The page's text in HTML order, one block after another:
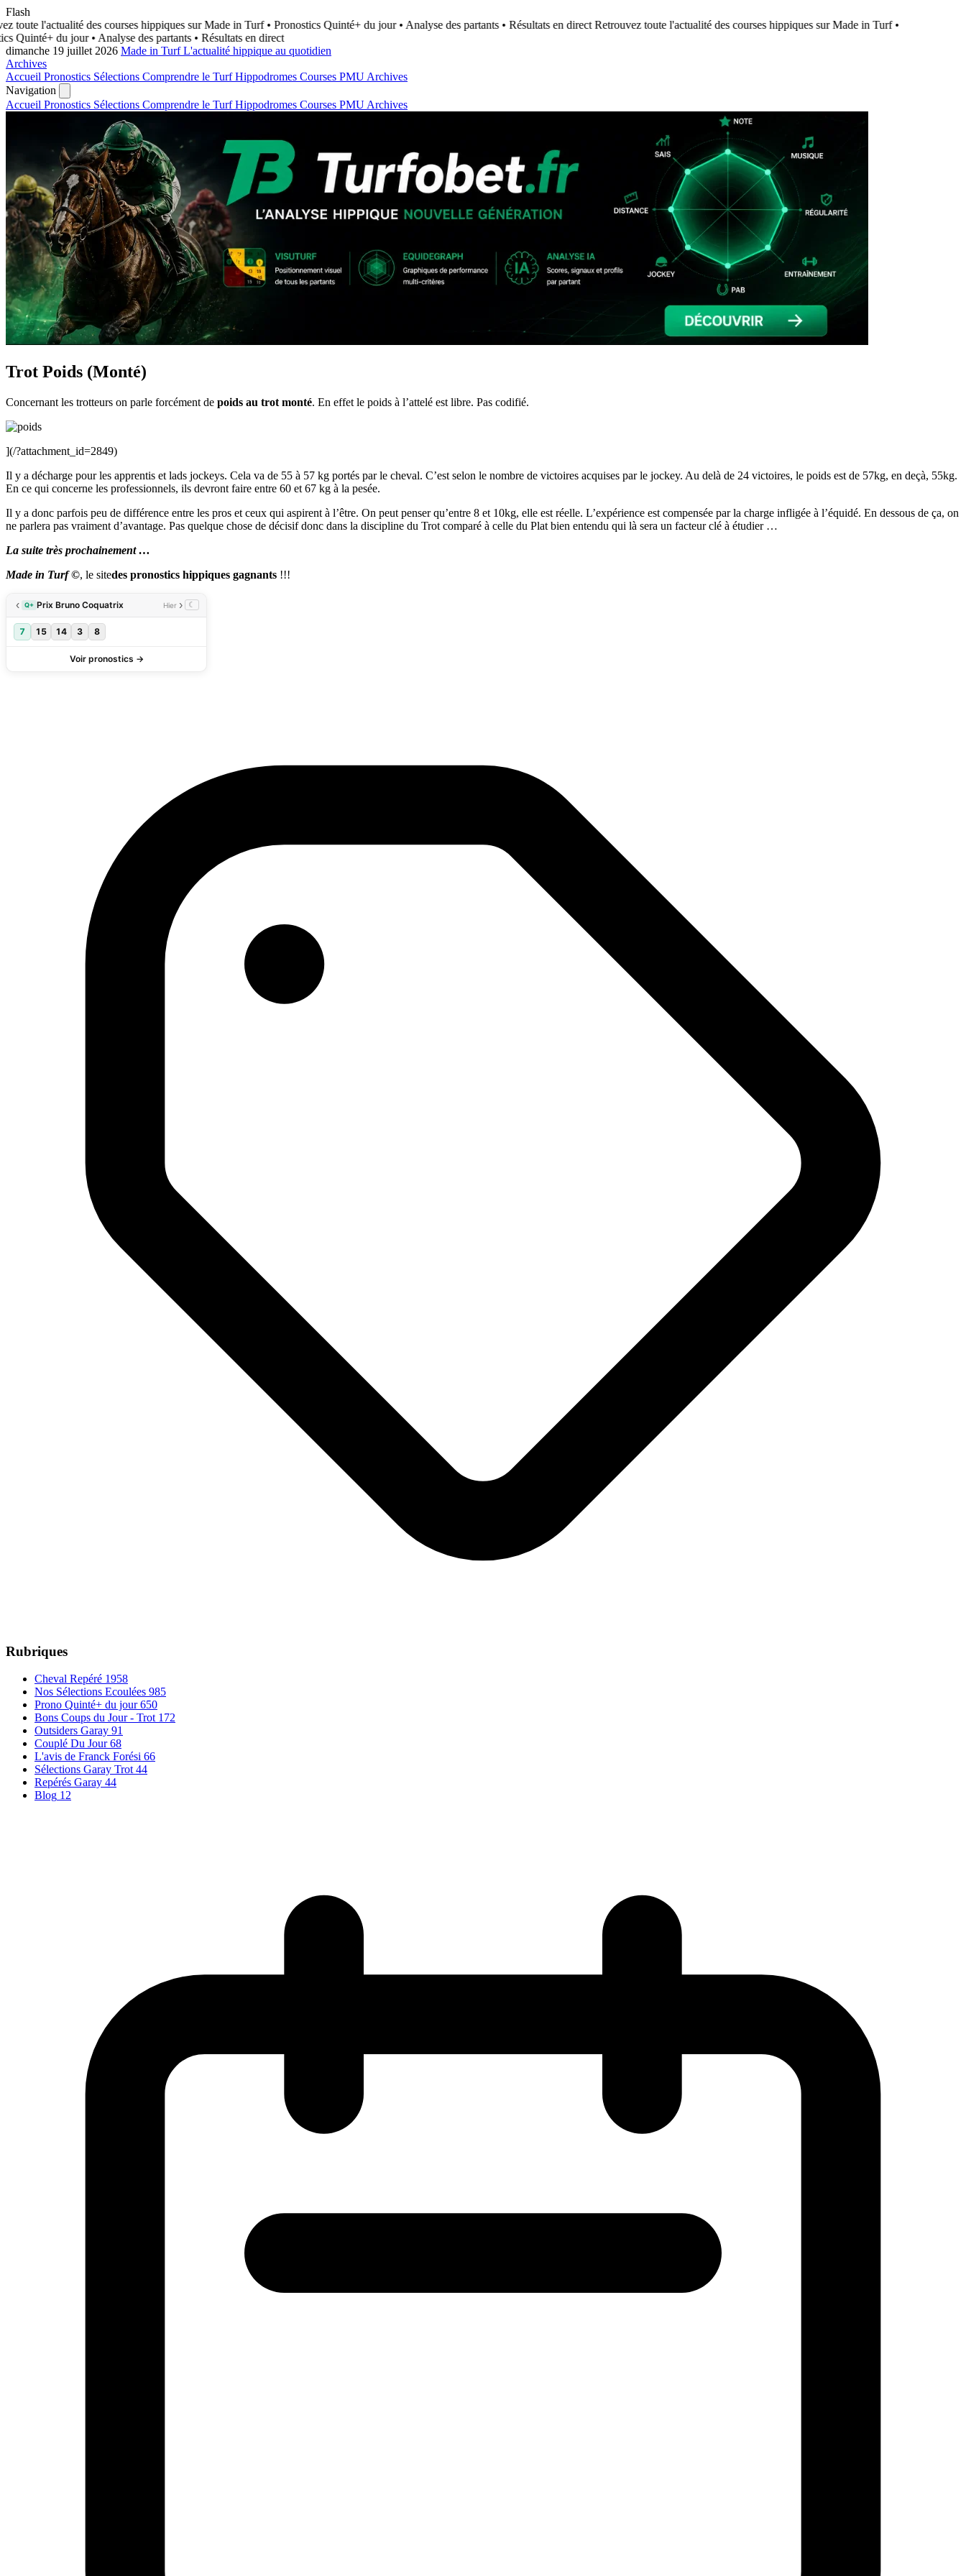
Flash
toute l'actualité des courses hippiques sur Made in Turf • Pronostics Quinté+ du jour • Analyse des partants • Résultats en direct Retrouvez toute l'actualité des courses hippiques sur Made in Turf •
Quinté+ du jour • Analyse des partants • Résultats en direct
dimanche 19 juillet 2026 Made in TurfL'actualité hippique au quotidien
Archives
Accueil Pronostics Sélections Comprendre le TurfHippodromes Courses PMU Archives
Navigation
Accueil Pronostics Sélections Comprendre le TurfHippodromes Courses PMU Archives
Trot Poids (Monté)
Concernant les trotteurs on parle forcément de poids au trot monté. En effet le poids à l’attelé est libre. Pas codifié.
](/?attachment_id=2849)
Il y a décharge pour les apprentis et lads jockeys. Cela va de 55 à 57 kg portés par le cheval. C’est selon le nombre de victoires acquises par le jockey. Au delà de 24 victoires, le poids est de 57kg, en deçà, 55kg.
En ce qui concerne les professionnels, ils devront faire entre 60 et 67 kg à la pesée.
Il y a donc parfois peu de différence entre les pros et ceux qui aspirent à l’être. On peut penser qu’entre 8 et 10kg, elle est réelle. L’expérience est compensée par la charge infligée à l’équidé. En dessous de ça, on
ne parlera pas vraiment d’avantage. Pas quelque chose de décisif donc dans la discipline du Trot comparé à celle du Plat bien entendu qui là sera un facteur clé à étudier …
La suite très prochainement …
Made in Turf ©, le sitedes pronostics hippiques gagnants !!!
Rubriques
Cheval Repéré 1958
Nos Sélections Ecoulées 985
Prono Quinté+ du jour 650
Bons Coups du Jour - Trot 172
Outsiders Garay 91
Couplé Du Jour 68
L'avis de Franck Forési 66
Sélections Garay Trot 44
Repérés Garay 44
Blog 12